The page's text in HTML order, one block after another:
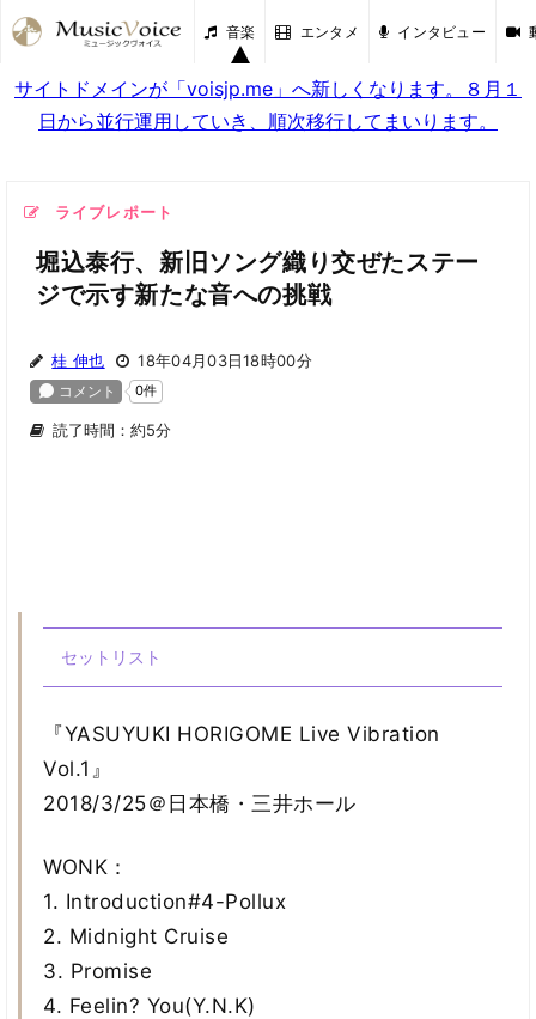
音楽 エンタメ インタビュー
サイトドメインが「voisjp.me」へ新しくなります。８月１
日から並行運用していき、順次移行してまいります。
ライブレポート
堀込泰行、新旧ソング織り交ぜたステー
ジで示す新たな音への挑戦
桂 伸也 18年04月03日18時00分
読了時間：約5分
セットリスト
『YASUYUKI HORIGOME Live Vibration
Vol.1』
2018/3/25＠日本橋・三井ホール
WONK：
1. Introduction#4-Pollux
2. Midnight Cruise
3. Promise
4. Feelin? You(Y.N.K)